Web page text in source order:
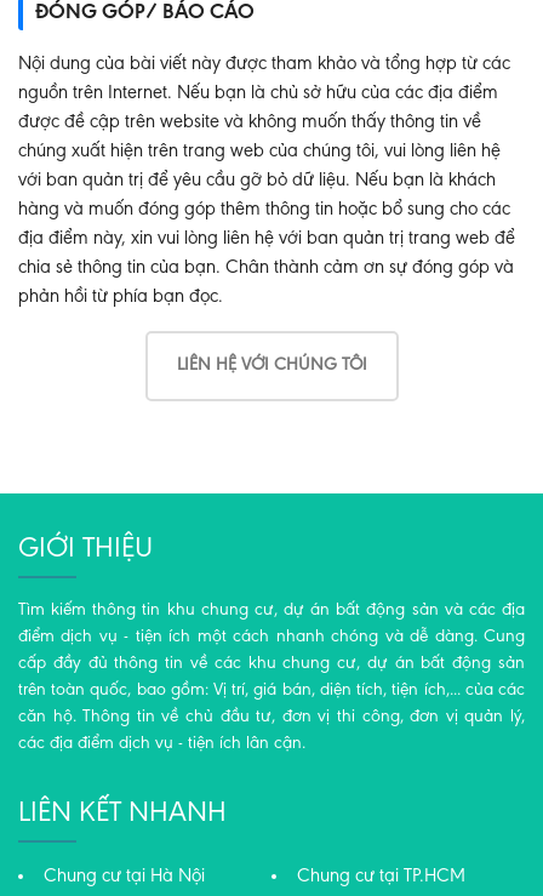
ĐÓNG GÓP/ BÁO CÁO
Nội dung của bài viết này được tham khảo và tổng hợp từ các
nguồn trên Internet. Nếu bạn là chủ sở hữu của các địa điểm
được đề cập trên website và không muốn thấy thông tin về
chúng xuất hiện trên trang web của chúng tôi, vui lòng liên hệ
với ban quản trị để yêu cầu gỡ bỏ dữ liệu. Nếu bạn là khách
hàng và muốn đóng góp thêm thông tin hoặc bổ sung cho các
địa điểm này, xin vui lòng liên hệ với ban quản trị trang web để
chia sẻ thông tin của bạn. Chân thành cảm ơn sự đóng góp và
phản hồi từ phía bạn đọc.
LIÊN HỆ VỚI CHÚNG TÔI
GIỚI THIỆU
Tìm kiếm thông tin khu chung cư, dự án bất động sản và các địa
điểm dịch vụ - tiện ích một cách nhanh chóng và dễ dàng. Cung
cấp đầy đủ thông tin về các khu chung cư, dự án bất động sản
trên toàn quốc, bao gồm: Vị trí, giá bán, diện tích, tiện ích,... của các
căn hộ. Thông tin về chủ đầu tư, đơn vị thi công, đơn vị quản lý,
các địa điểm dịch vụ - tiện ích lân cận.
LIÊN KẾT NHANH
Chung cư tại Hà Nội Chung cư tại TP.HCM